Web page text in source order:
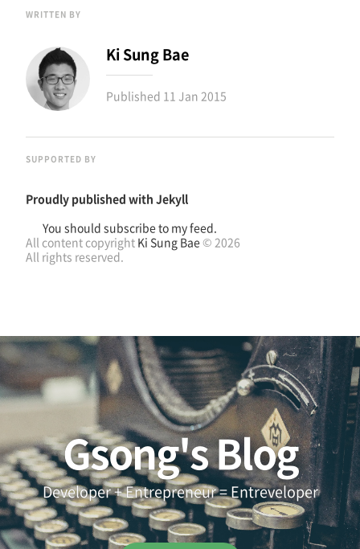
WRITTEN BY
Ki Sung Bae
Published 11 Jan 2015
SUPPORTED BY
Proudly published with Jekyll
You should subscribe to my feed.
All content copyright Ki Sung Bae© 2026
All rights reserved.
Gsong's Blog
Developer + Entrepreneur = Entreveloper